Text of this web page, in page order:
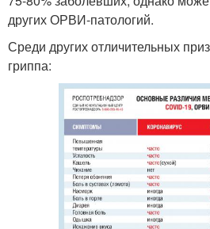
других ОРВИ-патологий.
Среди других отличительных
гриппа: